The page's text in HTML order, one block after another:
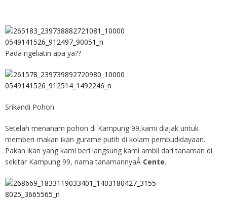
Pada ngeliatin apa ya??
Srikandi Pohon
Setelah menanam pohon di Kampung 99,kami diajak untuk
memberi makan ikan gurame putih di kolam pembudidayaan.
Pakan ikan yang kami beri langsung kami ambil dari tanaman di
sekitar Kampung 99, nama tanamannyaÂ Cente.